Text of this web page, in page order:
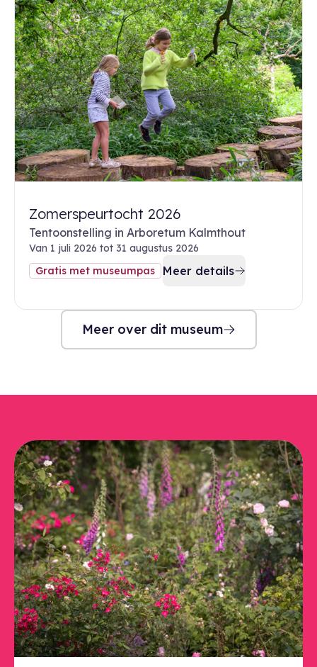
Zomerspeurtocht 2026
Tentoonstelling in Arboretum Kalmthout
Van 1 juli 2026 tot 31 augustus 2026
Gratis met museumpas
Meer details
Meer over dit museum